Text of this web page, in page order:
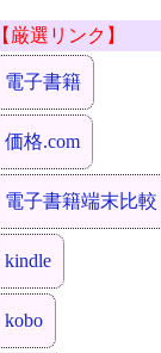
【厳選リンク】
電子書籍
価格.com
電子書籍端末比較
kindle
kobo